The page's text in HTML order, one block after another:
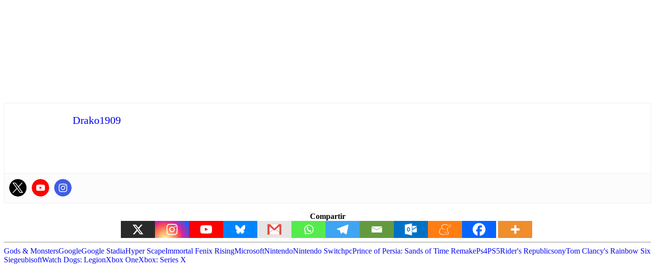
Drako1909
Compartir
Gods & MonstersGoogleGoogle StadiaHyper ScapeImmortal Fenix RisingMicrosoftNintendoNintendo SwitchpcPrince of Persia: Sands of Time RemakePs4PS5Rider's RepublicsonyTom Clancy's Rainbow Six
SiegeubisoftWatch Dogs: LegionXbox OneXbox: Series X